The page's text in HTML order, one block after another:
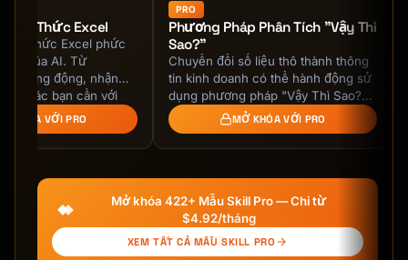
- Employer match = free money
**Traditional IRA**
- Tax-deductible contributions
- Tax-deferred growth
- 2024 limit: $7,000 (+$1,000 catch-up if
- RMDs at 73
**Roth IRA**
- After-tax contributions
- Tax-free growth and withdrawals
- Same contribution limits
Thức Excel
thức Excel phức
trợ của AI. Từ
mảng động, nhận
xác bạn cần với
KHÓA VỚI PRO
PRO
Phương Pháp Phân Tích "Vậy Thì
Sao?"
Chuyển đổi số liệu thô thành thông
tin kinh doanh có thể hành động sử
dụng phương pháp "Vậy Thì Sao?"
để thu hẹp khoảng cách giữa dữ
liệu và quyết …
MỞ KHÓA VỚI PRO
Mở khóa 422+ Mẫu Skill Pro — Chỉ từ
$4.92/tháng
XEM TẤT CẢ MẪU SKILL PRO